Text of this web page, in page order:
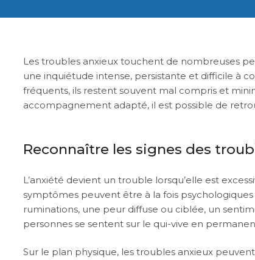
Les troubles anxieux touchent de nombreuses
une inquiétude intense, persistante et difficile à
fréquents, ils restent souvent mal compris et
accompagnement adapté, il est possible de
Reconnaître les signes des
L’anxiété devient un trouble lorsqu’elle est
symptômes peuvent être à la fois
ruminations, une peur diffuse ou ciblée, un
personnes se sentent sur le qui-vive en
Sur le plan physique, les troubles anxieux